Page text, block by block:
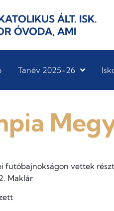
ÁLT. ISK.
ÓVODA, AMI
Tanév 2025-26
futóbajnokságon vettek
Maklár